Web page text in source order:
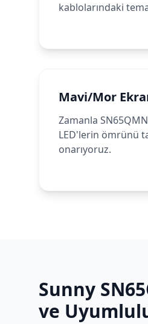
kablolarındaki
Mavi/Mor
Zamanla
LED'lerin ömrünü
onarıyoruz.
Sunny
ve